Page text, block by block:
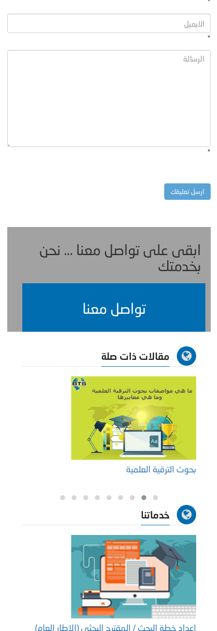
*
*
ابقى على تواصل معنا ... نحن
بخدمتك
تواصل معنا
مقالات ذات صلة
بحوث الترقية العلمية
خدماتنا
إعداد خطة البحث / المقترح البحثي (الإطار العام)